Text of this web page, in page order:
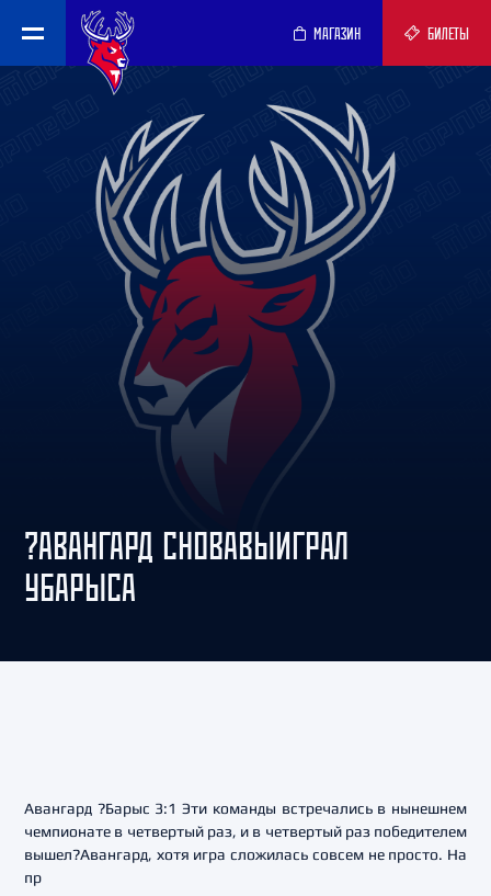
МАГАЗИН БИЛЕТЫ
?АВАНГАРД СНОВАВЫИГРАЛ
УБАРЫСА
Авангард ?Барыс 3:1 Эти команды встречались в нынешнем
чемпионате в четвертый раз, и в четвертый раз победителем
вышел?Авангард, хотя игра сложилась совсем не просто. На
пр